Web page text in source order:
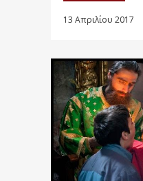
13 Απριλίου 2017